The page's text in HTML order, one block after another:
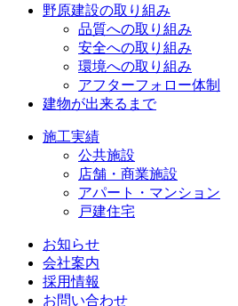
野原建設の取り組み
品質への取り組み
安全への取り組み
環境への取り組み
アフターフォロー体制
建物が出来るまで
施工実績
公共施設
店舗・商業施設
アパート・マンション
戸建住宅
お知らせ
会社案内
採用情報
お問い合わせ